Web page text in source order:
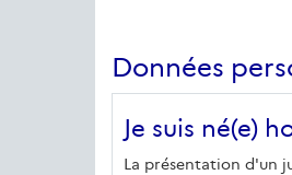
Données
Je suis né(e)
La présentation d'un